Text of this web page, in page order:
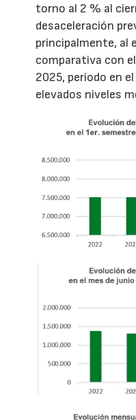
torno al 2 % al
desaceleración
principalmente, al
comparativa con
2025, período en
elevados niveles